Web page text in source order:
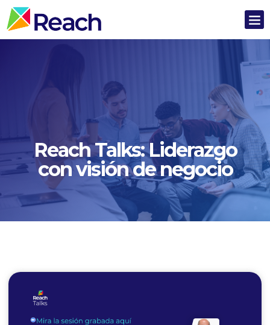
Reach Talks: Liderazgo
con visión de negocio